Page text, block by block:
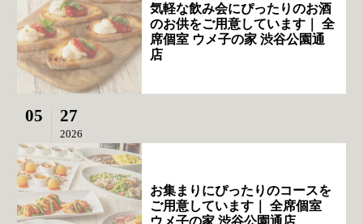
気軽な飲み会にぴったりのお酒
のお供をご用意しています｜ 全
席個室 ウメ子の家 渋谷公園通
店
05 27
2026
お集まりにぴったりのコースを
ご用意しています｜ 全席個室
ウメ子の家 渋谷公園通店